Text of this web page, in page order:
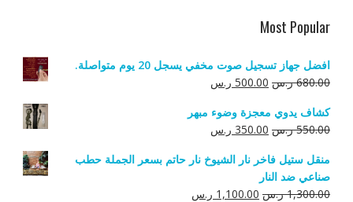
Most Popular
افضل جهاز تسجيل صوت مخفي يسجل 20 يوم متواصلة.
680.00 ر.س السعر
هو:
680.00 ر.س.
500.00 ر.سالسعر
هو:
500.00 ر.س.
كشاف يدوي معجزة وضوء مبهر
550.00 ر.س السعر
هو:
550.00 ر.س.
350.00 ر.سالسعر
هو:
منقل ستيل فاخر نار الشيوخ نار حاتم بسعر الجملة حطب
صناعي ضد النار
1,300.00 ر.س السعر
1,100.00 ر.سالسعر